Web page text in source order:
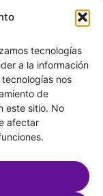
tecnologías
a la información
nos
de
este sitio. No
afectar